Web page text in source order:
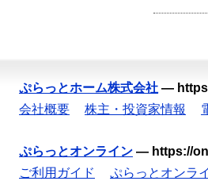
ぷらっとホーム株式会社 —
会社概要
株主・投資家情報
ぷらっとオンライン — https://
ご利用ガイド
ぷらっとオンラ